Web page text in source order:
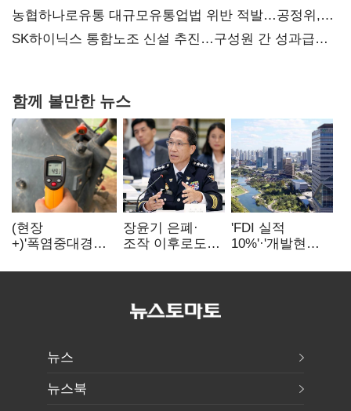
확대
농협하나로유통 대규모유통업법 위반 적발…공정위,
과징금 4억6200만원 부과
SK하이닉스 통합노조 신설 추진…구성원 간 성과급
함께 볼만한 뉴스
(현장
+)'폭염중대경보'
이주노동자는
장윤기 은폐·
조작 이후로도
내부비위…경찰
'FDI 실적
10%'·'개발현안
인천경제청장
뉴스
뉴스북